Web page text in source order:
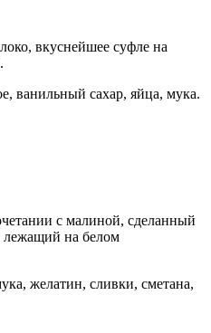
вкуснейшее суфле на
ванильный сахар, яйца, мука.
с малиной, сделанный
лежащий на белом
желатин, сливки, сметана,